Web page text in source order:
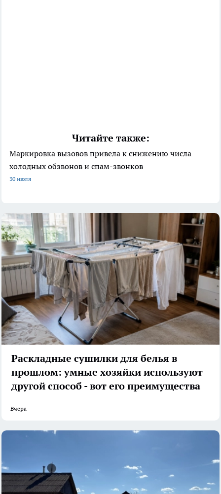
Читайте также:
Маркировка вызовов привела к снижению числа
холодных обзвонов и спам-звонков
30 июля
Раскладные сушилки для белья в
прошлом: умные хозяйки используют
другой способ - вот его преимущества
Вчера